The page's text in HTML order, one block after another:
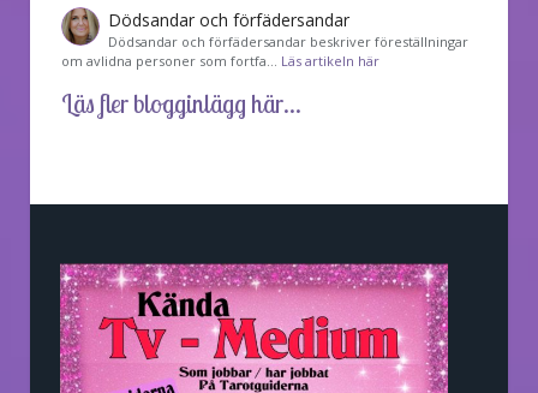
Dödsandar och förfädersandar
Dödsandar och förfädersandar beskriver föreställningar
om avlidna personer som fortfa… Läs artikeln här
Läs fler blogginlägg här...